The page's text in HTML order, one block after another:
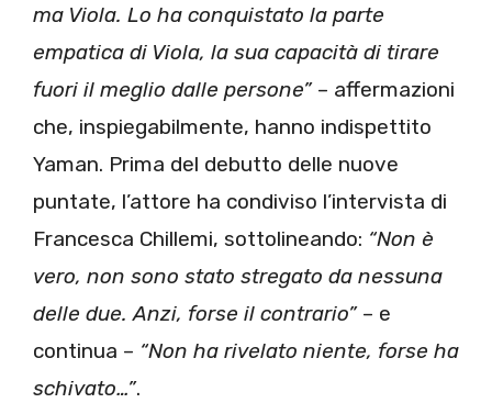
ma Viola. Lo ha conquistato la parte
empatica di Viola, la sua capacità di tirare
fuori il meglio dalle persone”– affermazioni
che, inspiegabilmente, hanno indispettito
Yaman. Prima del debutto delle nuove
puntate, l’attore ha condiviso l’intervista di
Francesca Chillemi, sottolineando: “Non è
vero, non sono stato stregato da nessuna
delle due. Anzi, forse il contrario”– e
continua – “Non ha rivelato niente, forse ha
schivato…”.